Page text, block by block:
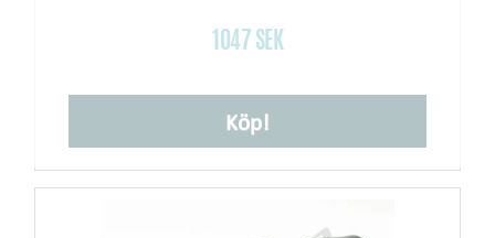
1047 SEK
Köp!